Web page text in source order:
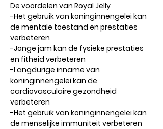
De voordelen van Royal Jelly
-Het gebruik van koninginnengelei kan
de mentale toestand en prestaties
verbeteren
-Jonge jam kan de fysieke prestaties
en fitheid verbeteren
-Langdurige inname van
koninginnengelei kan de
cardiovasculaire gezondheid
verbeteren
-Het gebruik van koninginnengelei kan
de menselijke immuniteit verbeteren